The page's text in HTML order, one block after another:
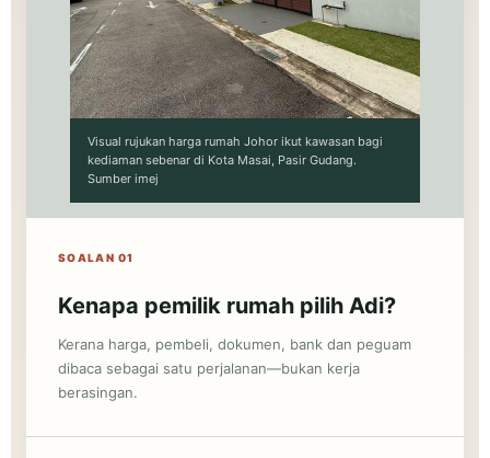
Visual rujukan harga rumah Johor ikut kawasan bagi
kediaman sebenar di Kota Masai, Pasir Gudang.
Sumber imej
SOALAN 01
Kenapa pemilik rumah pilih Adi?
Kerana harga, pembeli, dokumen, bank dan peguam
dibaca sebagai satu perjalanan—bukan kerja
berasingan.